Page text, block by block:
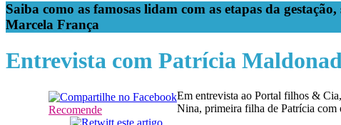
Saiba como as famosas lidam com as etapas da
Marcela França
Entrevista com Patrícia
Recomende
Em entrevista ao Portal filhos &
Nina, primeira filha de Patrícia com